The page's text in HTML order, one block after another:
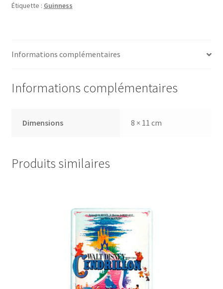
Étiquette : Guinness
Informations complémentaires
Informations complémentaires
Dimensions 8 × 11 cm
Produits similaires